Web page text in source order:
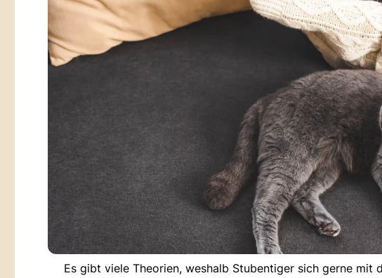
Es gibt viele Theorien, weshalb Stubentiger sich gerne